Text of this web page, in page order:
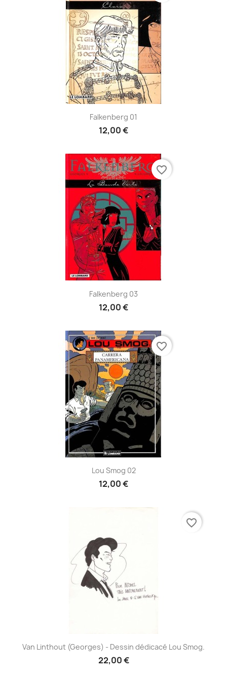
Falkenberg 01
12,00 €
Falkenberg 03
12,00 €
favorite_border
Lou Smog 02
12,00 €
favorite_border
Van Linthout (Georges) - Dessin dédicacé Lou Smog.
22,00 €
favorite_border